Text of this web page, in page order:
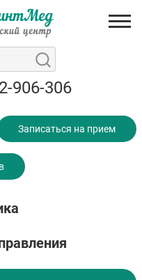
906-306
Записаться на прием